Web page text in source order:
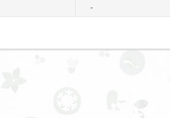
-